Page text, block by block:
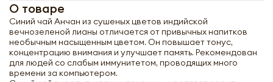
О товаре
Синий чай Анчан из сушеных цветов индийской
вечнозеленой лианы отличается от привычных напитков
необычным насыщенным цветом. Он повышает тонус,
концентрацию внимания и улучшает память. Рекомендован
для людей со слабым иммунитетом, проводящих много
времени за компьютером.